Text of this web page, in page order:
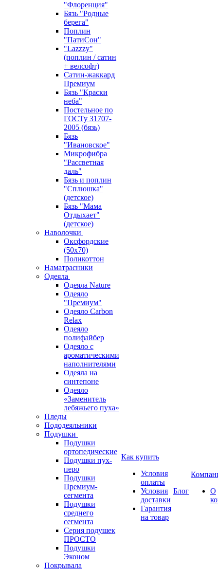
"Флоренция"
Бязь "Родные
берега"
Поплин
"ПатиСон"
"Lazzzy"
(поплин / сатин
+ велсофт)
Сатин-жаккард
Премиум
Бязь "Краски
неба"
Постельное по
ГОСТу 31707-
2005 (бязь)
Бязь
"Ивановское"
Микрофибра
"Рассветная
даль"
Бязь и поплин
"Сплюшка"
(детское)
Бязь "Мама
Отдыхает"
(детское)
Наволочки
Оксфордские
(50х70)
Поликоттон
Наматрасники
Одеяла
Одеяла Nature
Одеяло
"Премиум"
Одеяло Carbon
Relax
Одеяло
полифайбер
Одеяло с
ароматическими
наполнителями
Одеяла на
синтепоне
Одеяло
«Заменитель
лебяжьего пуха»
Пледы
Пододеяльники
Подушки
Подушки
ортопедические
Подушки пух-
перо
Подушки
Премиум-
сегмента
Подушки
среднего
сегмента
Серия подушек
ПРОСТО
Подушки
Эконом
Покрывала
Как купить
Условия
оплаты
Условия
доставки
Гарантия
на товар
Блог
О